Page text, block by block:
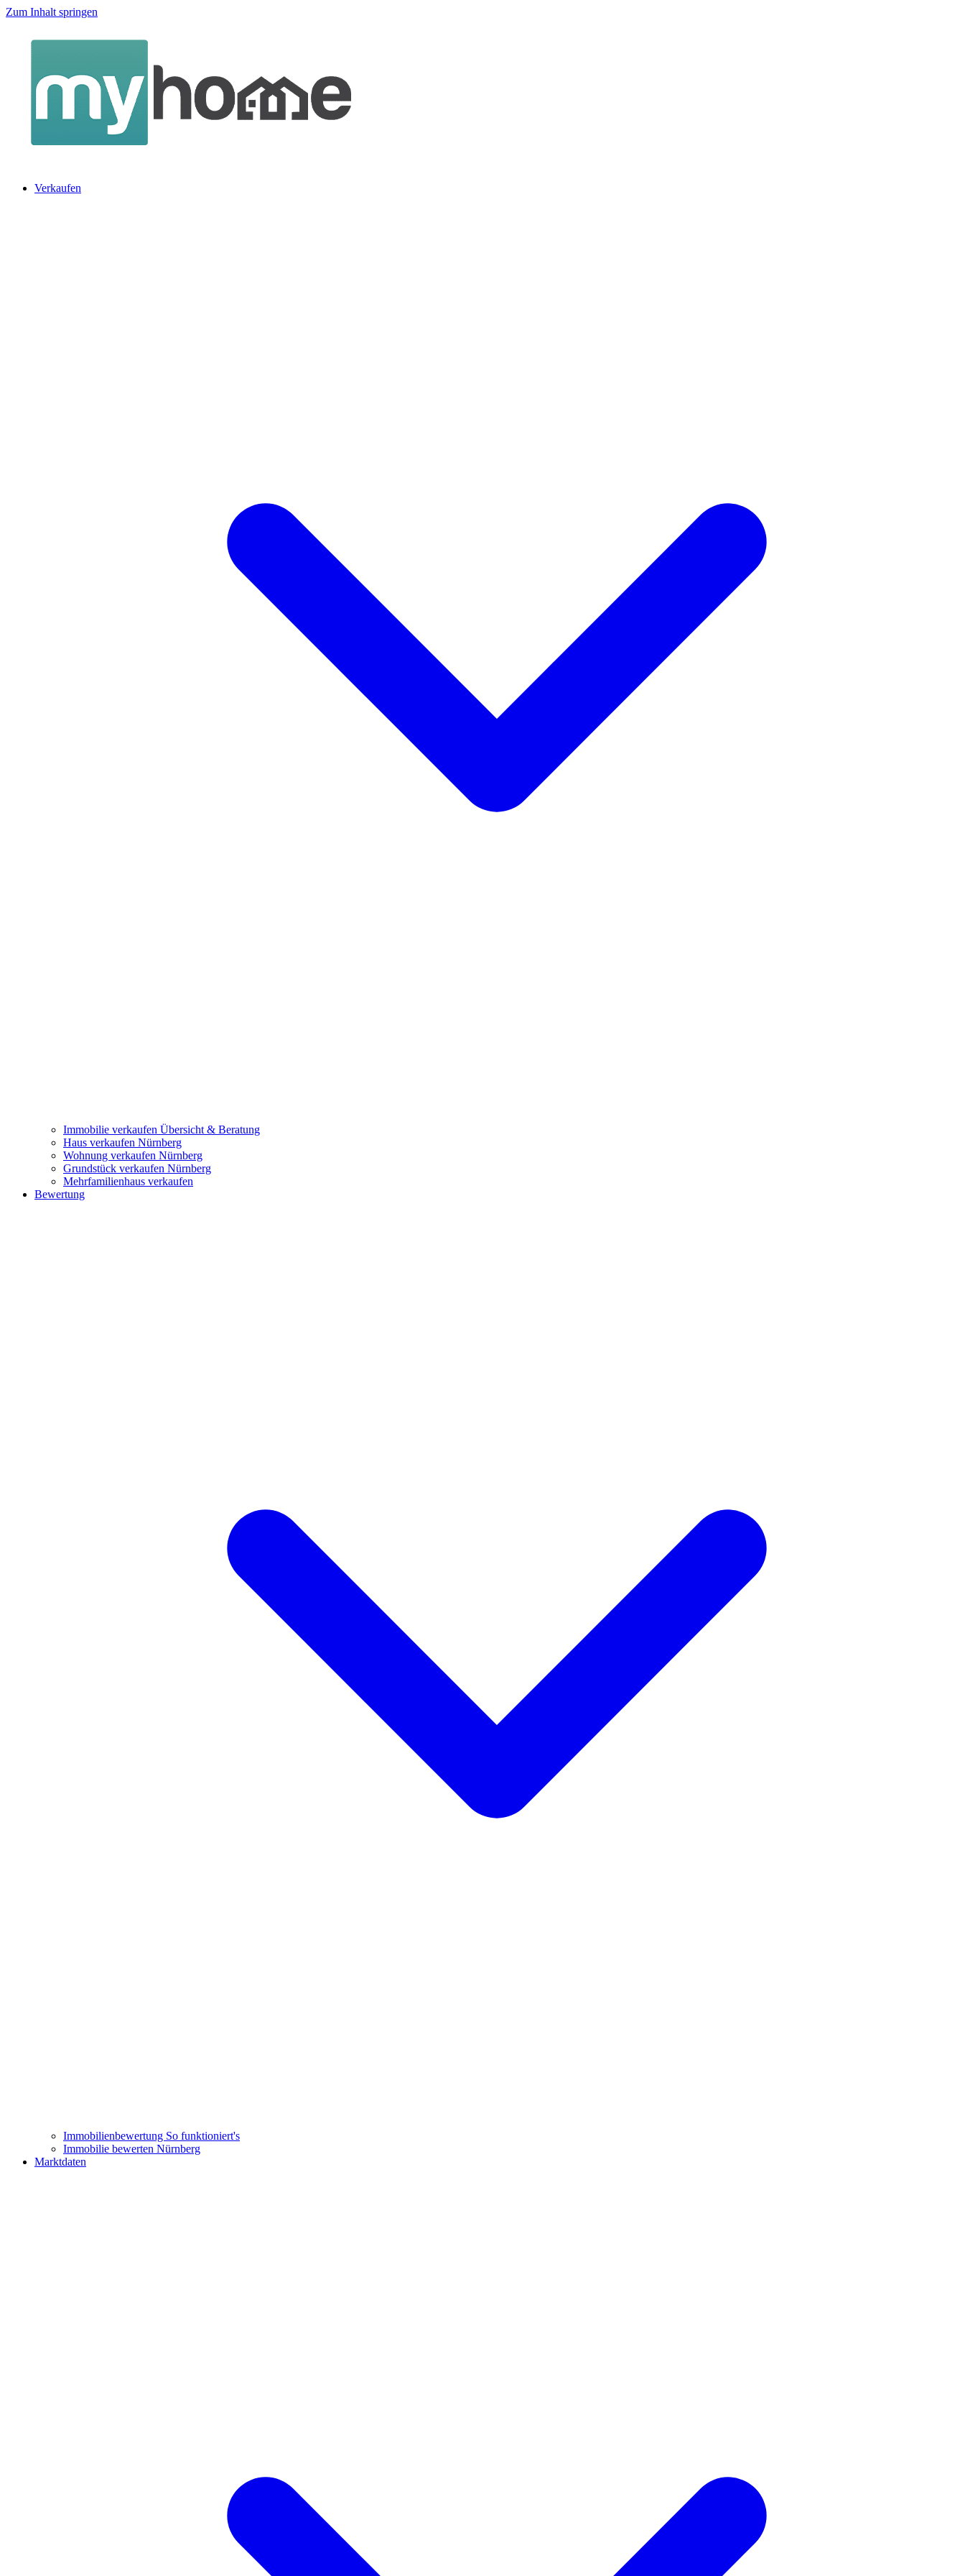
Zum Inhalt springen
Verkaufen
Immobilie verkaufen Übersicht & Beratung
Haus verkaufen Nürnberg
Wohnung verkaufen Nürnberg
Grundstück verkaufen Nürnberg
Mehrfamilienhaus verkaufen
Bewertung
Immobilienbewertung So funktioniert's
Immobilie bewerten Nürnberg
Marktdaten